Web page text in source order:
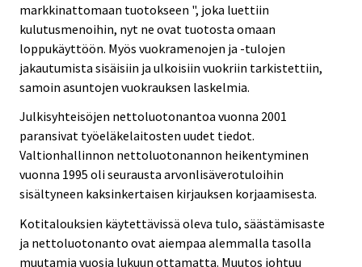
markkinattomaan tuotokseen ", joka luettiin
kulutusmenoihin, nyt ne ovat tuotosta omaan
loppukäyttöön. Myös vuokramenojen ja -tulojen
jakautumista sisäisiin ja ulkoisiin vuokriin tarkistettiin,
samoin asuntojen vuokrauksen laskelmia.
Julkisyhteisöjen nettoluotonantoa vuonna 2001
paransivat työeläkelaitosten uudet tiedot.
Valtionhallinnon nettoluotonannon heikentyminen
vuonna 1995 oli seurausta arvonlisäverotuloihin
sisältyneen kaksinkertaisen kirjauksen korjaamisesta.
Kotitalouksien käytettävissä oleva tulo, säästämisaste
ja nettoluotonanto ovat aiempaa alemmalla tasolla
muutamia vuosia lukuun ottamatta. Muutos johtuu